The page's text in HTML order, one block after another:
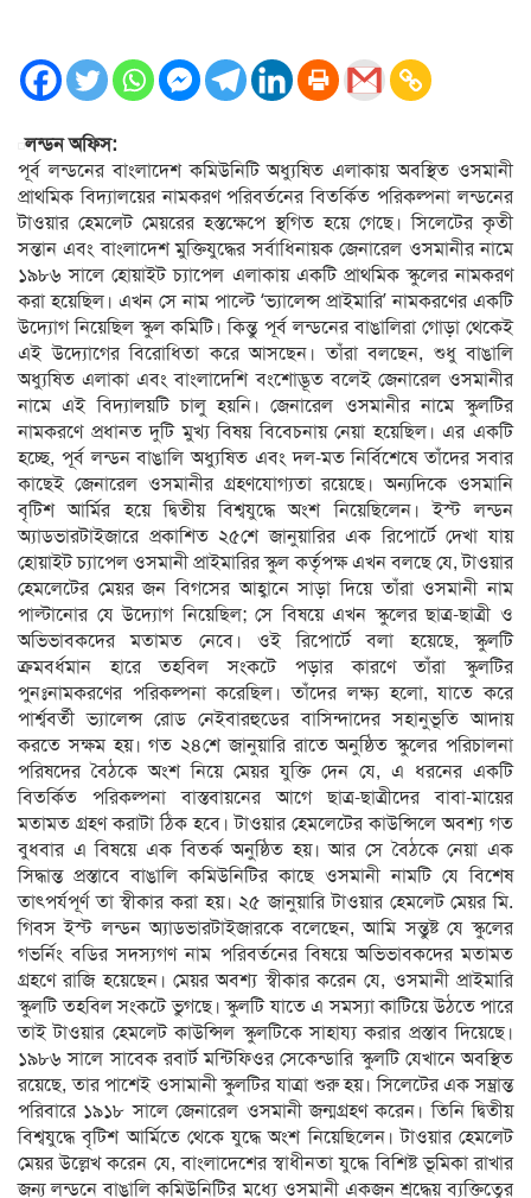
লন্ডন অফিস:
পূর্ব লন্ডনের বাংলাদেশ কমিউনিটি অধ্যুষিত এলাকায় অবস্থিত ওসমানী
প্রাথমিক বিদ্যালয়ের নামকরণ পরিবর্তনের বিতর্কিত পরিকল্পনা লন্ডনের
টাওয়ার হেমলেট মেয়রের হস্তক্ষেপে স্থগিত হয়ে গেছে। সিলেটের কৃতী
সন্তান এবং বাংলাদেশ মুক্তিযুদ্ধের সর্বাধিনায়ক জেনারেল ওসমানীর নামে
১৯৮৬ সালে হোয়াইট চ্যাপেল এলাকায় একটি প্রাথমিক স্কুলের নামকরণ
করা হয়েছিল। এখন সে নাম পাল্টে ‘ভ্যালেন্স প্রাইমারি’ নামকরণের একটি
উদ্যোগ নিয়েছিল স্কুল কমিটি। কিন্তু পূর্ব লন্ডনের বাঙালিরা গোড়া থেকেই
এই উদ্যোগের বিরোধিতা করে আসছেন। তাঁরা বলছেন, শুধু বাঙালি
অধ্যুষিত এলাকা এবং বাংলাদেশি বংশোদ্ভূত বলেই জেনারেল ওসমানীর
নামে এই বিদ্যালয়টি চালু হয়নি। জেনারেল ওসমানীর নামে স্কুলটির
নামকরণে প্রধানত দুটি মুখ্য বিষয় বিবেচনায় নেয়া হয়েছিল। এর একটি
হচ্ছে, পূর্ব লন্ডন বাঙালি অধ্যুষিত এবং দল-মত নির্বিশেষে তাঁদের সবার
কাছেই জেনারেল ওসমানীর গ্রহণযোগ্যতা রয়েছে। অন্যদিকে ওসমানি
বৃটিশ আর্মির হয়ে দ্বিতীয় বিশ্বযুদ্ধে অংশ নিয়েছিলেন। ইস্ট লন্ডন
অ্যাডভারটাইজারে প্রকাশিত ২৫শে জানুয়ারির এক রিপোর্টে দেখা যায়
হোয়াইট চ্যাপেল ওসমানী প্রাইমারির স্কুল কর্তৃপক্ষ এখন বলছে যে, টাওয়ার
হেমলেটের মেয়র জন বিগসের আহ্বানে সাড়া দিয়ে তাঁরা ওসমানী নাম
পাল্টানোর যে উদ্যোগ নিয়েছিল; সে বিষয়ে এখন স্কুলের ছাত্র-ছাত্রী ও
অভিভাবকদের মতামত নেবে। ওই রিপোর্টে বলা হয়েছে, স্কুলটি
ক্রমবর্ধমান হারে তহবিল সংকটে পড়ার কারণে তাঁরা স্কুলটির
পুনঃনামকরণের পরিকল্পনা করেছিল। তাঁদের লক্ষ্য হলো, যাতে করে
পার্শ্ববর্তী ভ্যালেন্স রোড নেইবারহুডের বাসিন্দাদের সহানুভূতি আদায়
করতে সক্ষম হয়। গত ২৪শে জানুয়ারি রাতে অনুষ্ঠিত স্কুলের পরিচালনা
পরিষদের বৈঠকে অংশ নিয়ে মেয়র যুক্তি দেন যে, এ ধরনের একটি
বিতর্কিত পরিকল্পনা বাস্তবায়নের আগে ছাত্র-ছাত্রীদের বাবা-মায়ের
মতামত গ্রহণ করাটা ঠিক হবে। টাওয়ার হেমলেটের কাউন্সিলে অবশ্য গত
বুধবার এ বিষয়ে এক বিতর্ক অনুষ্ঠিত হয়। আর সে বৈঠকে নেয়া এক
সিদ্ধান্ত প্রস্তাবে বাঙালি কমিউনিটির কাছে ওসমানী নামটি যে বিশেষ
তাৎপর্যপূর্ণ তা স্বীকার করা হয়। ২৫ জানুয়ারি টাওয়ার হেমলেট মেয়র মি.
গিবস ইস্ট লন্ডন অ্যাডভারটাইজারকে বলেছেন, আমি সন্তুষ্ট যে স্কুলের
গভর্নিং বডির সদস্যগণ নাম পরিবর্তনের বিষয়ে অভিভাবকদের মতামত
গ্রহণে রাজি হয়েছেন। মেয়র অবশ্য স্বীকার করেন যে, ওসমানী প্রাইমারি
স্কুলটি তহবিল সংকটে ভুগছে। স্কুলটি যাতে এ সমস্যা কাটিয়ে উঠতে পারে
তাই টাওয়ার হেমলেট কাউন্সিল স্কুলটিকে সাহায্য করার প্রস্তাব দিয়েছে।
১৯৮৬ সালে সাবেক রবার্ট মন্টিফিওর সেকেন্ডারি স্কুলটি যেখানে অবস্থিত
রয়েছে, তার পাশেই ওসামানী স্কুলটির যাত্রা শুরু হয়। সিলেটের এক সম্ভ্রান্ত
পরিবারে ১৯১৮ সালে জেনারেল ওসমানী জন্মগ্রহণ করেন। তিনি দ্বিতীয়
বিশ্বযুদ্ধে বৃটিশ আর্মিতে থেকে যুদ্ধে অংশ নিয়েছিলেন। টাওয়ার হেমলেট
মেয়র উল্লেখ করেন যে, বাংলাদেশের স্বাধীনতা যুদ্ধে বিশিষ্ট ভূমিকা রাখার
জন্য লন্ডনে বাঙালি কমিউনিটির মধ্যে ওসমানী একজন শ্রদ্ধেয় ব্যক্তিত্বের